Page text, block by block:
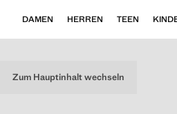
Zum Hauptinhalt wechseln
DAMEN HERREN TEEN